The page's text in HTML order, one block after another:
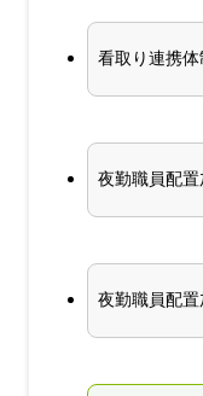
看取り連携
夜勤職員配
夜勤職員配